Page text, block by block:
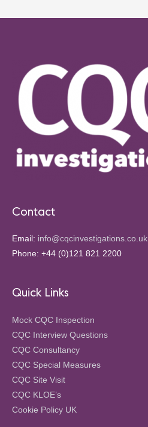
Contact
Email: info@cqcinvestigations.co.uk
Phone: +44 (0)121 821 2200
Quick Links
Mock CQC Inspection
CQC Interview Questions
CQC Consultancy
CQC Special Measures
CQC Site Visit
CQC KLOE’s
Cookie Policy UK